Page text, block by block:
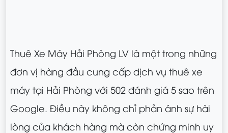
Thuê Xe Máy Hải Phòng LV là một trong những
đơn vị hàng đầu cung cấp dịch vụ thuê xe
máy tại Hải Phòng với 502 đánh giá 5 sao trên
Google. Điều này không chỉ phản ánh sự hài
lòng của khách hàng mà còn chứng minh uy